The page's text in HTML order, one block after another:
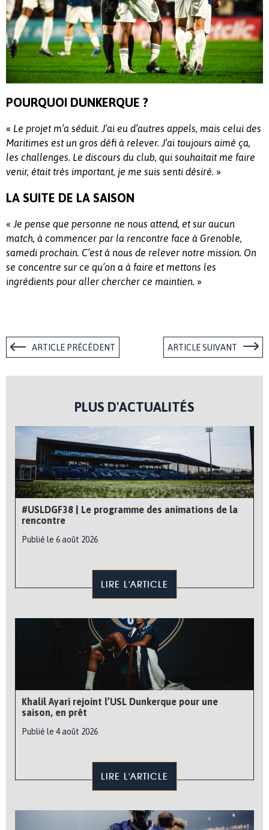
POURQUOI DUNKERQUE ?
« Le projet m’a séduit. J’ai eu d’autres appels, mais celui des
Maritimes est un gros défi à relever. J’ai toujours aimé ça,
les challenges. Le discours du club, qui souhaitait me faire
venir, était très important, je me suis senti désiré. »
LA SUITE DE LA SAISON
« Je pense que personne ne nous attend, et sur aucun
match, à commencer par la rencontre face à Grenoble,
samedi prochain. C’est à nous de relever notre mission. On
se concentre sur ce qu’on a à faire et mettons les
ingrédients pour aller chercher ce maintien. »
ARTICLE PRÉCÉDENT ARTICLE SUIVANT
PLUS D'ACTUALITÉS
#USLDGF38 | Le programme des animations de la
rencontre
Publié le 6 août 2026
LIRE L'ARTICLE
Khalil Ayari rejoint l’USL Dunkerque pour une
saison, en prêt
Publié le 4 août 2026
LIRE L'ARTICLE